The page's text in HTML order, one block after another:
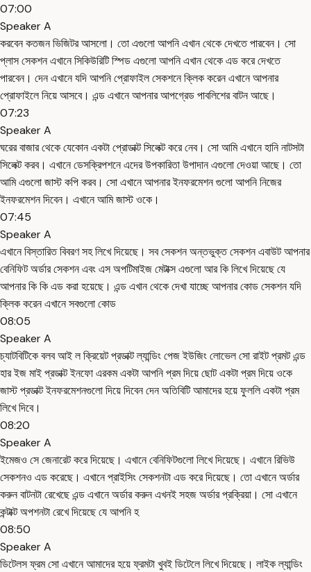
07:00
Speaker A
করবেন কতজন ভিজিটর আসলো। তো এগুলো আপনি এখান থেকে দেখতে পারবেন। সো
প্লাস সেকশন এখানে সিকিউরিটি স্পিড এগুলো আপনি এখান থেকে এড করে দেখতে
পারবেন। দেন এখানে যদি আপনি প্রোফাইল সেকশনে ক্লিক করেন এখানে আপনার
প্রোফাইলে নিয়ে আসবে। এন্ড এখানে আপনার আপগ্রেড পাবলিশের বাটন আছে।
07:23
Speaker A
ঘরের বাজার থেকে যেকোন একটা প্রোডাক্ট সিলেক্ট করে নেব। সো আমি এখানে হানি নাটসটা
সিলেক্ট করব। এখানে ডেসক্রিপশনে এদের উপকারিতা উপাদান এগুলো দেওয়া আছে। তো
আমি এগুলো জাস্ট কপি করব। সো এখানে আপনার ইনফরমেশন গুলো আপনি নিজের
ইনফরমেশন দিবেন। এখানে আমি জাস্ট ওকে।
07:45
Speaker A
এখানে বিস্তারিত বিবরণ সহ লিখে দিয়েছে। সব সেকশন অন্তভুক্ত সেকশন এবাউট আপনার
বেনিফিট অর্ডার সেকশন এবং এস অপটিমাইজ মেটাক্স এগুলো আর কি লিখে দিয়েছে যে
আপনার কি কি এড করা হয়েছে। এন্ড এখান থেকে দেখা যাচ্ছে আপনার কোড সেকশন যদি
ক্লিক করেন এখানে সবগুলো কোড
08:05
Speaker A
চ্যাটবিটিকে বলব আই ল ক্রিয়েট প্রডাক্ট ল্যান্ডিং পেজ ইউজিং লোভেল সো রাইট প্রমট এন্ড
হার ইজ মাই প্রডাক্ট ইনফো এরকম একটা আপনি প্রম দিয়ে ছোট একটা প্রম দিয়ে ওকে
জাস্ট প্রডাক্ট ইনফরমেশনগুলো দিয়ে দিবেন দেন অতিবিটি আমাদের হয়ে ফুললি একটা প্রম
লিখে দিবে।
08:20
Speaker A
ইমেজও সে জেনারেট করে দিয়েছে। এখানে বেনিফিটগুলো লিখে দিয়েছে। এখানে রিভিউ
সেকশনও এড করেছে। এখানে প্রাইসিং সেকশনটা এড করে দিয়েছে। তো এখানে অর্ডার
করুন বাটনটা রেখেছে এন্ড এখানে অর্ডার করুন এখনই সহজ অর্ডার প্রক্রিয়া। সো এখানে
কন্টাক্ট অপশনটা রেখে দিয়েছে যে আপনি হ
08:50
Speaker A
ডিটেলস ফ্রম সো এখানে আমাদের হয়ে ফ্রমটা খুবই ডিটেলে লিখে দিয়েছে। লাইক ল্যান্ডিং